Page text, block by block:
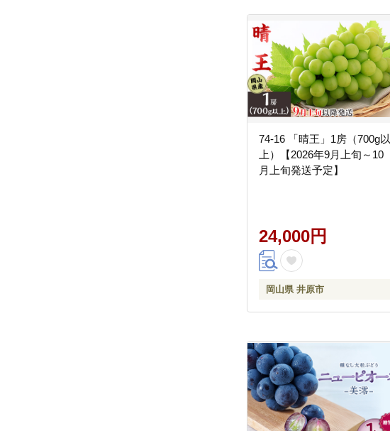
74-16 「晴王」1房（700g以
上）【2026年9月上旬～10
月上旬発送予定】
24,000円
岡山県 井原市